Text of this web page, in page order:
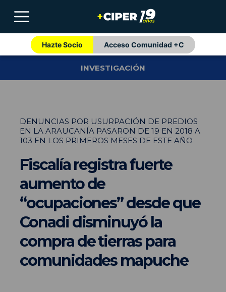
Hazte Socio Acceso Comunidad +C
INVESTIGACIÓN
DENUNCIAS POR USURPACIÓN DE PREDIOS
EN LA ARAUCANÍA PASARON DE 19 EN 2018 A
103 EN LOS PRIMEROS MESES DE ESTE AÑO
Fiscalía registra fuerte
aumento de
“ocupaciones” desde que
Conadi disminuyó la
compra de tierras para
comunidades mapuche